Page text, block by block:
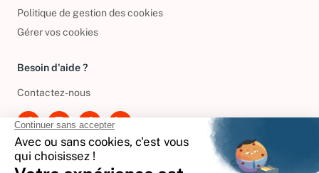
Politique de gestion des cookies
Gérer vos cookies
Besoin d'aide ?
Contactez-nous
International